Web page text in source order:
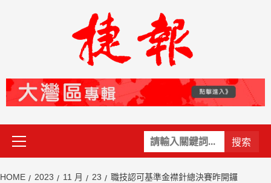
關
鍵
Primary
Menu
HOME 2023 11 月 23 職技認可基準金襟針總決賽昨開鑼